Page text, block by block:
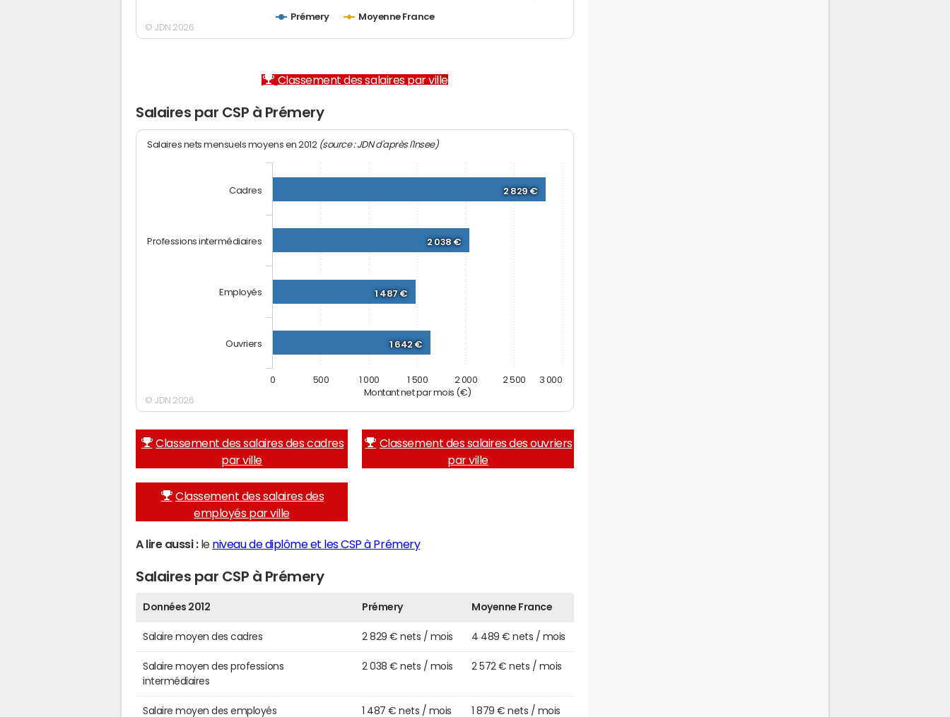
Prémery Moyenne France
© JDN 2026
Classement des salaires par ville
Salaires par CSP à Prémery
Montant net par mois (€)
Salaires nets mensuels moyens en 2012 (source : JDN d'après l'Insee)
2 829 €
2 038 €
1 487 €
1 642 €
Cadres
Professions intermédiaires
Employés
Ouvriers
0 500 1 000 1 500 2 000 2 500 3 000
© JDN 2026
Classement des salaires des cadres
par ville
Classement des salaires des ouvriers
par ville
Classement des salaires des
employés par ville
A lire aussi :le niveau de diplôme et les CSP à Prémery
Salaires par CSP à Prémery
Données 2012 Prémery Moyenne France
Salaire moyen des cadres 2 829 € nets / mois 4 489 € nets / mois
Salaire moyen des professions
intermédiaires
2 038 € nets / mois 2 572 € nets / mois
Salaire moyen des employés 1 487 € nets / mois 1 879 € nets / mois